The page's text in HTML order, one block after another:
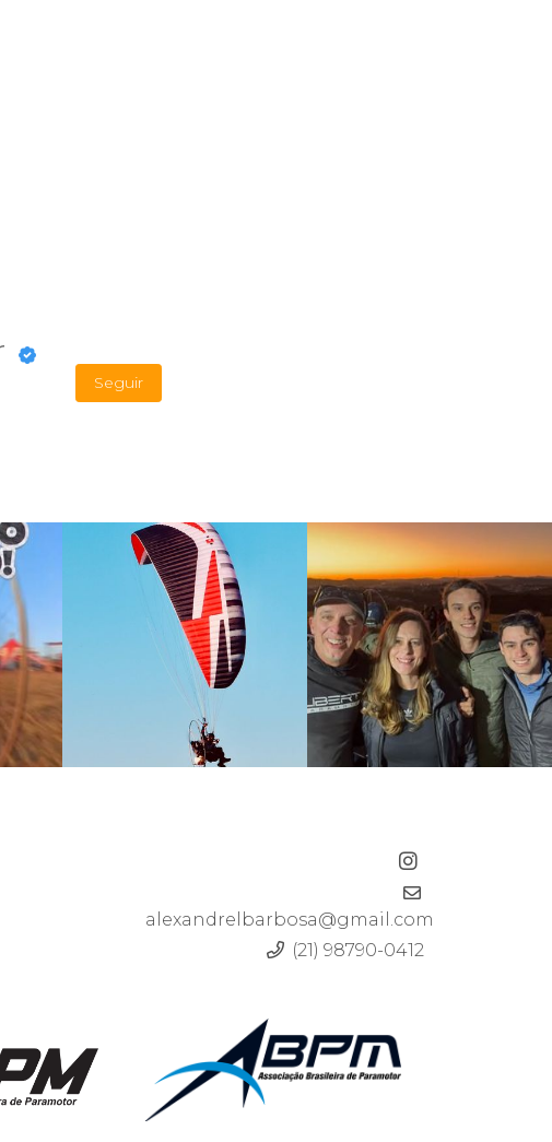
Seguir
alexandrelbarbosa@gmail.com
(21) 98790-0412